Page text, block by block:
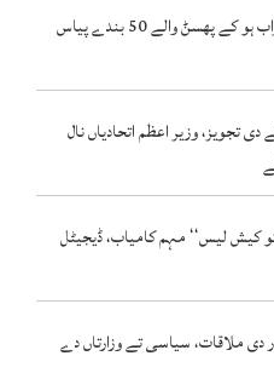
نائیجر دے صحرائے صحارا وچ گڈی خراب ہو کے پھسݨ والے 50 بندے پیاس
15 فیصد اضافے دی تجویز، وزیر اعظم اتحادیاں نال
کیش لیس‘‘ مہم کامیاب، ڈیجیٹل
دی ملاقات، سیاسی تے وزارتاں دے